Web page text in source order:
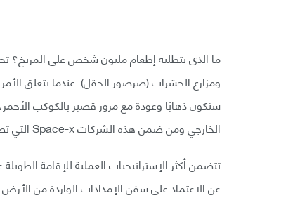
ما الذي يتطلبه إطعام مليون شخص على المريخ؟
ومزارع الحشرات (صرصور الحقل). عندما يتعلق
ستكون ذهابًا وعودة مع مرور قصير بالكوكب
الخارجي ومن ضمن هذه الشركات Space-x التي تصبو إلى بناء حضارة على المريخ.
تتضمن أكثر الإستراتيجيات العملية للإقامة
عن الاعتماد على سفن الإمدادات الواردة من الأرض.